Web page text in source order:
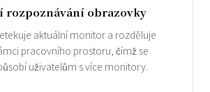
rozpoznávání obrazovky
aktuální monitor a rozděluje
pracovního prostoru, čímž se
uživatelům s více monitory.